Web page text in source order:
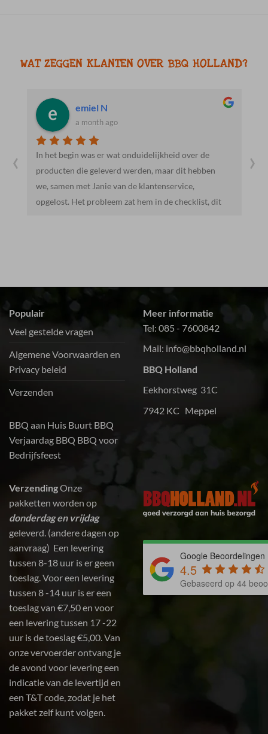
WAT ZEGGEN KLANTEN OVER BBQ HOLLAND?
Jacob R.
a month ago
Heel vriendelijk en behulpzaam. Mooie en lekkere
producten. We gaan hier zeker vaker heen.
‹ ›
Populair
Veel gestelde vragen
Algemene Voorwaarden en
Privacy beleid
Verzenden
BBQ aan Huis Buurt BBQ
Verjaardag BBQ BBQ voor
Bedrijfsfeest
Meer informatie
Tel: 085 - 7600842
Mail: info@bbqholland.nl
BBQ Holland
Eekhorstweg 31C
7942 KC Meppel
VerzendingOnze
pakketten worden op
donderdag en vrijdag
geleverd. (andere dagen op
aanvraag) Een levering
tussen 8-18 uur is er geen
toeslag. Voor een levering
tussen 8 -14 uur is er een
toeslag van €7,50 en voor
een levering tussen 17 -22
uur is de toeslag €5,00. Van
onze vervoerder ontvang je
de avond voor levering een
indicatie van de levertijd en
een T&T code, zodat je het
pakket zelf kunt volgen.
Google Beoordelingen
4.5
Gebaseerd op 44